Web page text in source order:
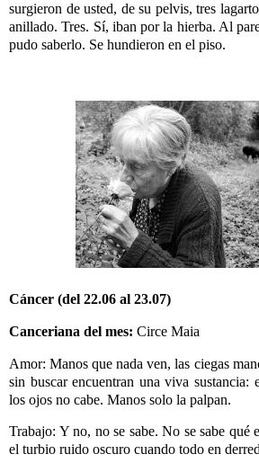
surgieron de usted, de su pelvis, tres
anillado. Tres. Sí, iban por la hierba. Al
pudo saberlo. Se hundieron en el piso.
Cáncer (del 22.06 al 23.07)
Canceriana del mes: Circe Maia
Amor: Manos que nada ven, las ciegas
sin buscar encuentran una viva sustancia:
los ojos no cabe. Manos solo la palpan.
Trabajo: Y no, no se sabe. No se sabe qué
el turbio ruido oscuro cuando todo en